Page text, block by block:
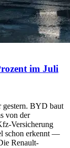
im Juli
gestern. BYD baut
von der
Versicherung
schon erkennt —
Renault-